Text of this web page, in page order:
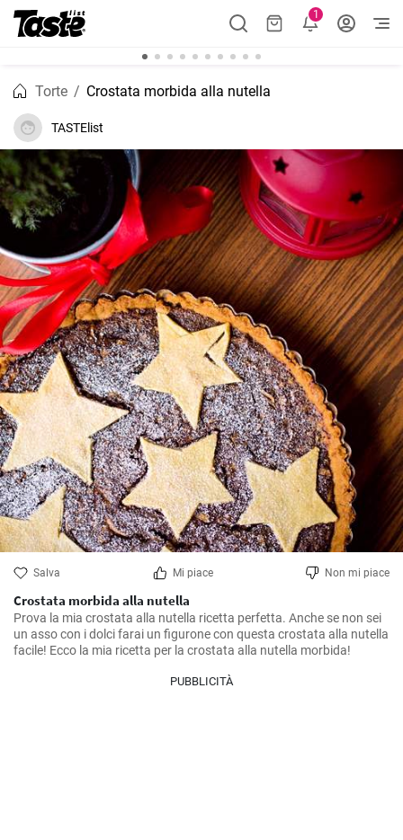
1
Torte Crostata morbida alla nutella
TASTElist
Salva Mi piace Non mi piace
Crostata morbida alla nutella
Prova la mia crostata alla nutella ricetta perfetta. Anche se non sei
un asso con i dolci farai un figurone con questa crostata alla nutella
facile! Ecco la mia ricetta per la crostata alla nutella morbida!
PUBBLICITÀ